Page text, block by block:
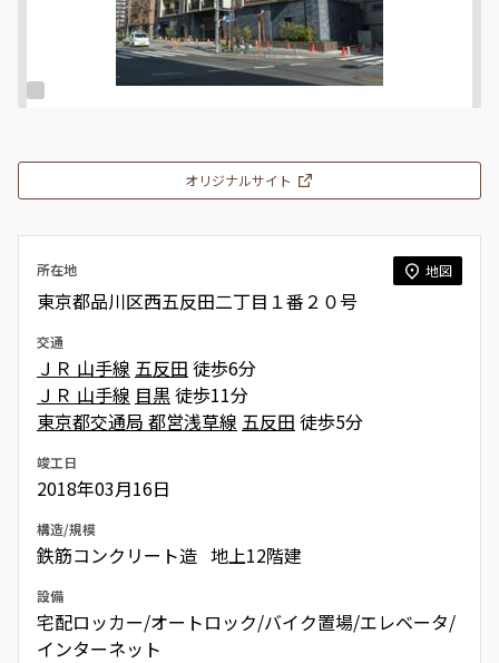
オリジナルサイト
所在地 地図
東京都品川区西五反田二丁目１番２０号
交通
ＪＲ 山手線 五反田 徒歩6分
ＪＲ 山手線 目黒徒歩11分
東京都交通局 都営浅草線 五反田 徒歩5分
竣工日
2018年03月16日
構造/規模
鉄筋コンクリート造 地上12階建
設備
宅配ロッカー/オートロック/バイク置場/エレベータ/
インターネット